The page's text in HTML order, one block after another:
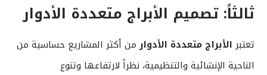
ثالثاً: تصميم الأبراج متعددة الأدوار
تعتبر الأبراج متعددة الأدوارمن أكثر المشاريع حساسية من
الناحية الإنشائية والتنظيمية، نظراً لارتفاعها وتنوع